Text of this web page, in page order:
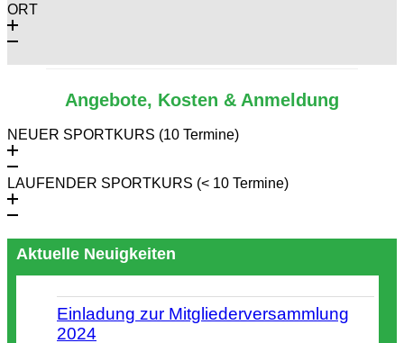
ORT
Angebote, Kosten & Anmeldung
NEUER SPORTKURS (10 Termine)
LAUFENDER SPORTKURS (< 10 Termine)
Aktuelle Neuigkeiten
Einladung zur Mitgliederversammlung
2024